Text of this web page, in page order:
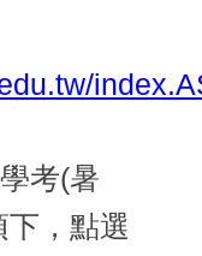
考(暑
，點選